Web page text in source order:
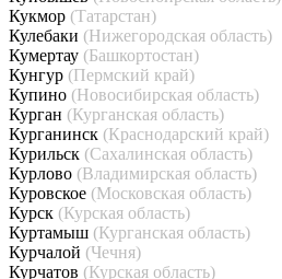
Кукмор (Татарстан)
Кулебаки (Нижегородская область)
Кумертау (Башкортостан)
Кунгур (Пермский край)
Купино (Новосибирская область)
Курган (Курганская область)
Курганинск (Краснодарский край)
Курильск (Сахалинская область)
Курлово (Владимирская область)
Куровское (Московская область)
Курск (Курская область)
Куртамыш (Курганская область)
Курчалой (Чечня)
Курчатов (Курская область)